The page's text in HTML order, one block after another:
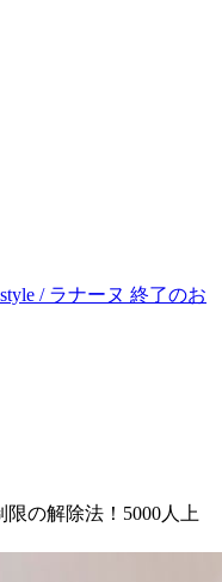
/ ラナーヌ 終了のお
の解除法！5000人上